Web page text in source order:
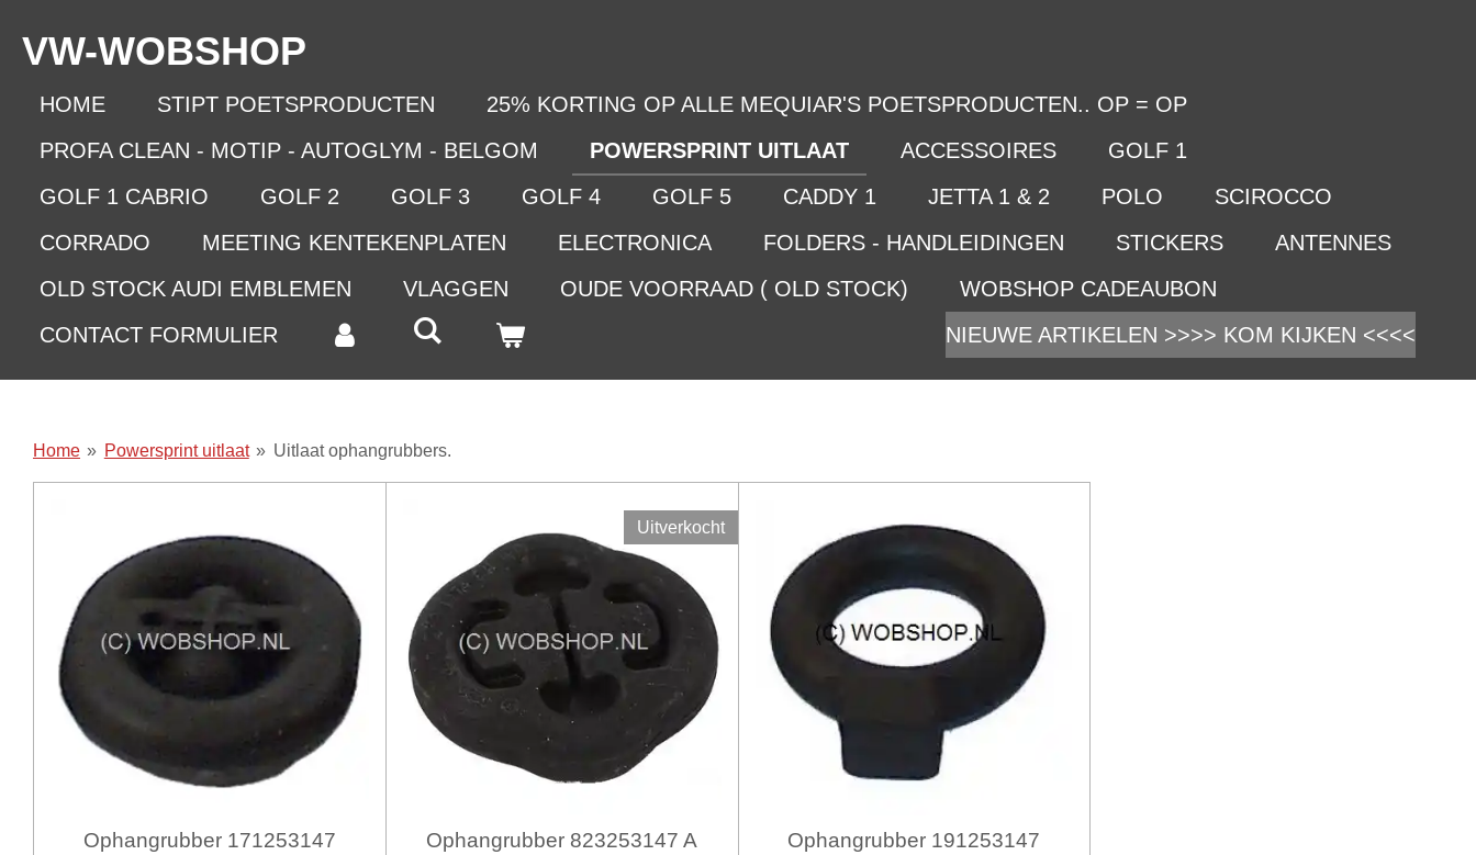
direct
VW-WOBSHOP
HOME STIPT POETSPRODUCTEN
25% KORTING OP ALLE MEQUIAR'S POETSPRODUCTEN.. OP = OP
PROFA CLEAN - MOTIP - AUTOGLYM - BELGOM
POWERSPRINT UITLAAT ACCESSOIRES
GOLF 1
GOLF 1 CABRIO
GOLF 2 GOLF 3 GOLF 4 GOLF 5 CADDY 1 JETTA 1 & 2 POLO
SCIROCCO
CORRADO
MEETING KENTEKENPLATEN ELECTRONICA FOLDERS - HANDLEIDINGEN STICKERS
ANTENNES
OLD STOCK AUDI EMBLEMEN
VLAGGEN OUDE VOORRAAD ( OLD STOCK)
WOBSHOP CADEAUBON
CONTACT FORMULIER
NIEUWE ARTIKELEN >>>> KOM KIJKEN <<<<
Home » Powersprint uitlaat » Uitlaat ophangrubbers.
Ophangrubber 171253147
Uitverkocht
Ophangrubber 823253147 A Ophangrubber 191253147